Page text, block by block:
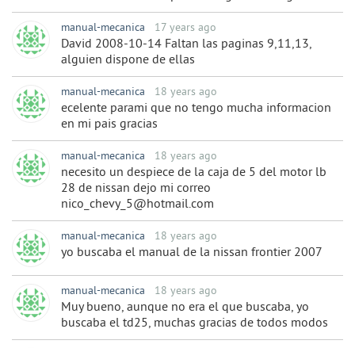
manual-mecanica 17 years ago
David 2008-10-14 Faltan las paginas 9,11,13,
alguien dispone de ellas
manual-mecanica 18 years ago
ecelente parami que no tengo mucha informacion
en mi pais gracias
manual-mecanica 18 years ago
necesito un despiece de la caja de 5 del motor lb
28 de nissan dejo mi correo
nico_chevy_5@hotmail.com
manual-mecanica 18 years ago
yo buscaba el manual de la nissan frontier 2007
manual-mecanica 18 years ago
Muy bueno, aunque no era el que buscaba, yo
buscaba el td25, muchas gracias de todos modos